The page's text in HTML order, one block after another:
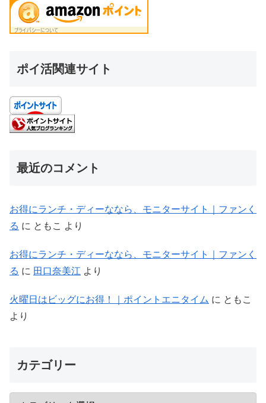
ポイ活関連サイト
最近のコメント
お得にランチ・ディーななら、モニターサイト｜ファンく
る に ともこ より
お得にランチ・ディーななら、モニターサイト｜ファンく
る に 田口奈美江 より
火曜日はビッグにお得！｜ポイントエニタイム に ともこ
より
カテゴリー